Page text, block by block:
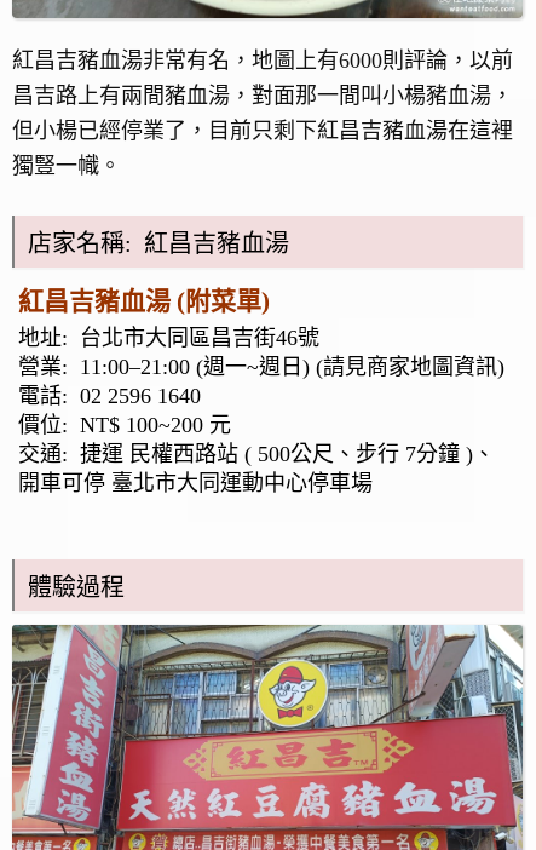
紅昌吉豬血湯非常有名，地圖上有6000則評論，以前
昌吉路上有兩間豬血湯，對面那一間叫小楊豬血湯，
但小楊已經停業了，目前只剩下紅昌吉豬血湯在這裡
獨豎一幟。
店家名稱: 紅昌吉豬血湯
紅昌吉豬血湯 (附菜單)
地址:
台北市大同區昌吉街46號
營業: 11:00–21:00 (週一~週日) (請見商家地圖資訊)
電話: 02 2596 1640
價位: NT$ 100~200 元
交通: 捷運 民權西路站 ( 500公尺、步行 7分鐘 )、
開車可停 臺北市大同運動中心停車場
體驗過程